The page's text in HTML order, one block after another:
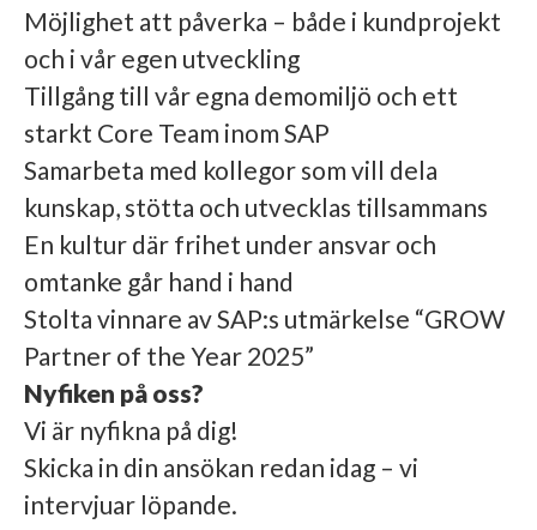
Möjlighet att påverka – både i kundprojekt
och i vår egen utveckling
Tillgång till vår egna demomiljö och ett
starkt Core Team inom SAP
Samarbeta med kollegor som vill dela
kunskap, stötta och utvecklas tillsammans
En kultur där frihet under ansvar och
omtanke går hand i hand
Stolta vinnare av SAP:s utmärkelse “GROW
Partner of the Year 2025”
Nyfiken på oss?
Vi är nyfikna på dig!
Skicka in din ansökan redan idag – vi
intervjuar löpande.